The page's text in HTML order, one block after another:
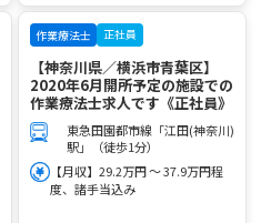
作業療法士 正社員
【神奈川県／横浜市青葉区】
2020年6月開所予定の施設での
作業療法士求人です《正社員》
東急田園都市線「江田(神奈川)
駅」（徒歩1分）
【月収】29.2万円 ～ 37.9万円程
度、諸手当込み